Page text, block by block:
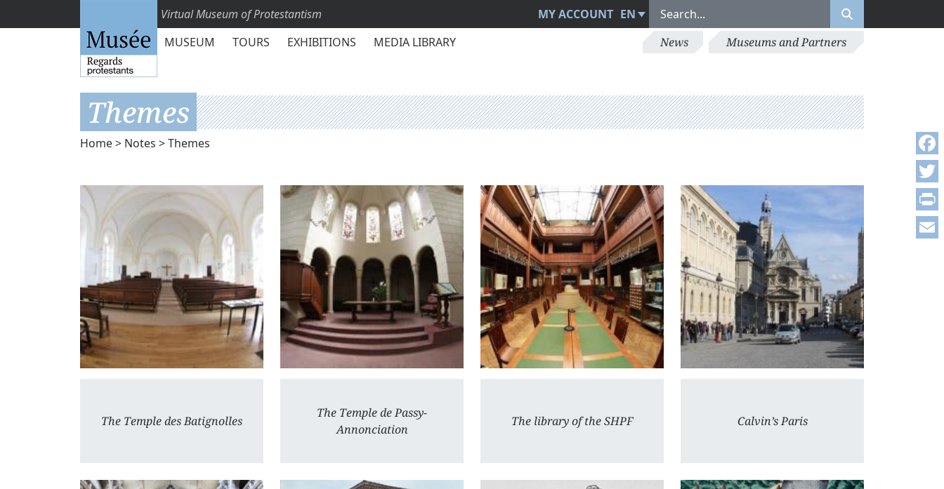
Virtual Museum of Protestantism MY ACCOUNT EN
MUSEUM
TOURS EXHIBITIONS MEDIA LIBRARY News Museums and Partners
Themes
Home> Notes > Themes
The Temple des Batignolles
The Temple de Passy-
Annonciation
The library of the SHPF Calvin’s Paris
Print